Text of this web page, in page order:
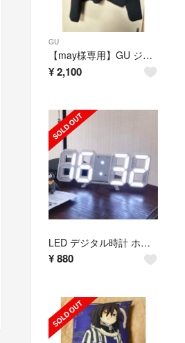
GU
【may様専用】GU ジーユー ダブルポケットニットジャケット
¥2,100
LED デジタル時計 ホワイト
¥880